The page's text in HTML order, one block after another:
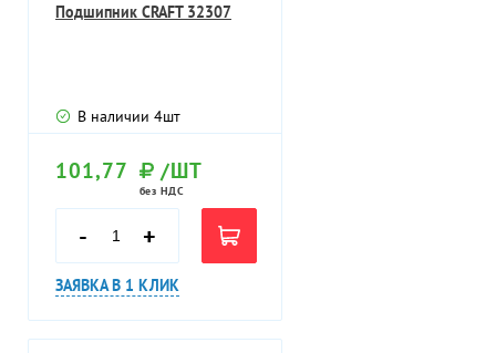
Подшипник CRAFT 32307
В наличии 4шт
101,77 /ШТ
без НДС
- +
ЗАЯВКА В 1 КЛИК